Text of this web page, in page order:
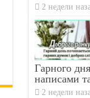
2 недели
Гарного
написами
2 недели